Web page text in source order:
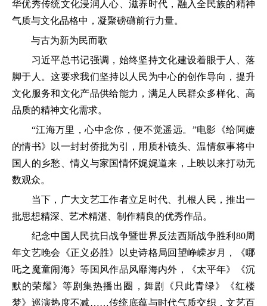
华优秀传统文化浸润人心、滋养时代，融入全民族的精神
气质与文化品格中，凝聚磅礴前行力量。
与古为新为民而歌
习近平总书记强调，始终坚持文化建设着眼于人、落
脚于人。这要求我们坚持以人民为中心的创作导向，提升
文化服务和文化产品供给能力，满足人民群众多样化、高
品质的精神文化需求。
“江海万里，心中念你，便不觉遥远。”电影《给阿嬷
的情书》以一封封侨批为引，用质朴镜头、温情叙事将中
国人的乡愁、情义与家国情怀娓娓道来，上映以来打动无
数观众。
当下，广大文艺工作者立足时代、扎根人民，推出一
批思想精深、艺术精湛、制作精良的优秀作品。
纪念中国人民抗日战争暨世界反法西斯战争胜利80周
年文艺晚会《正义必胜》以史诗格局回望峥嵘岁月，《哪
吒之魔童闹海》等国风作品风靡海内外，《太平年》《沉
默的荣耀》等剧集热播出圈，舞剧《只此青绿》《红楼
梦》巡演热度不减……传统底蕴与时代气质交织，文艺百